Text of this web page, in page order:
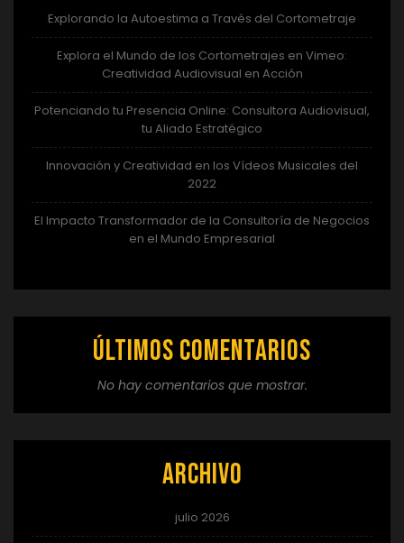
Explorando la Autoestima a Través del Cortometraje
Explora el Mundo de los Cortometrajes en Vimeo:
Creatividad Audiovisual en Acción
Potenciando tu Presencia Online: Consultora Audiovisual,
tu Aliado Estratégico
Innovación y Creatividad en los Vídeos Musicales del
2022
El Impacto Transformador de la Consultoría de Negocios
en el Mundo Empresarial
Últimos comentarios
No hay comentarios que mostrar.
Archivo
julio 2026